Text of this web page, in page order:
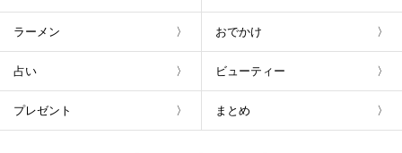
ラーメン おでかけ
占い ビューティー
プレゼント まとめ